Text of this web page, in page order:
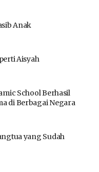
Anak
Aisyah
School Berhasil
di Berbagai Negara
yang Sudah